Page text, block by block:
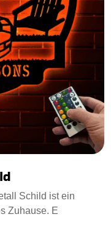
Schild ist ein
Zuhause. E